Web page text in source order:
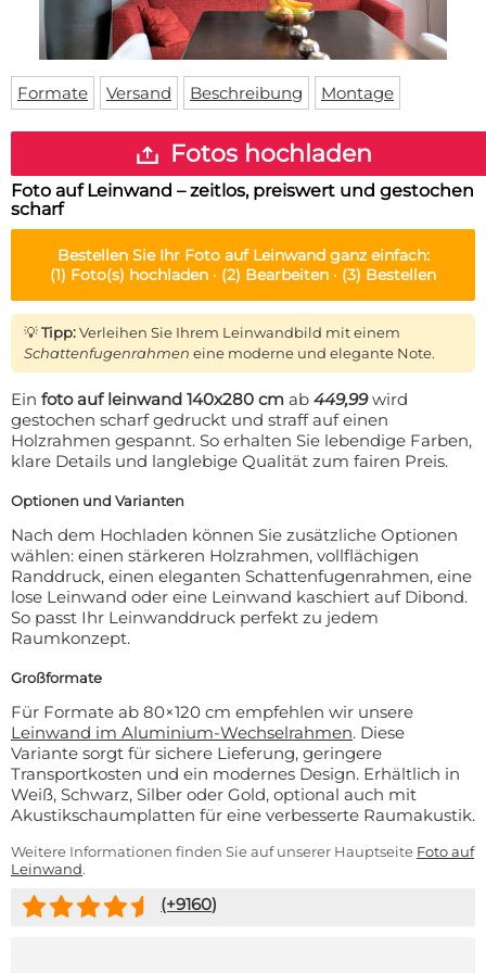
Bodenmatte
Custom skateboard deck
Lieferzeiten
Login
WhatsApp
Formate Versand Beschreibung Montage
Fotos hochladen
Foto auf Leinwand – zeitlos, preiswert und gestochen
scharf
Bestellen Sie Ihr Foto auf Leinwandganz einfach:
(1) Foto(s) hochladen · (2) Bearbeiten · (3) Bestellen
💡Tipp:Verleihen Sie Ihrem Leinwandbild mit einem
Schattenfugenrahmen eine moderne und elegante Note.
Ein foto auf leinwand 140x280 cm ab 449,99wird
gestochen scharf gedruckt und straff auf einen
Holzrahmen gespannt. So erhalten Sie lebendige Farben,
klare Details und langlebige Qualität zum fairen Preis.
Optionen und Varianten
Nach dem Hochladen können Sie zusätzliche Optionen
wählen: einen stärkeren Holzrahmen, vollflächigen
Randdruck, einen eleganten Schattenfugenrahmen, eine
lose Leinwand oder eine Leinwand kaschiert auf Dibond.
So passt Ihr Leinwanddruck perfekt zu jedem
Raumkonzept.
Großformate
Für Formate ab 80×120 cm empfehlen wir unsere
Leinwand im Aluminium-Wechselrahmen. Diese
Variante sorgt für sichere Lieferung, geringere
Transportkosten und ein modernes Design. Erhältlich in
Weiß, Schwarz, Silber oder Gold, optional auch mit
Akustikschaumplatten für eine verbesserte Raumakustik.
Weitere Informationen finden Sie auf unserer Hauptseite Foto auf
Leinwand.
(+9160)